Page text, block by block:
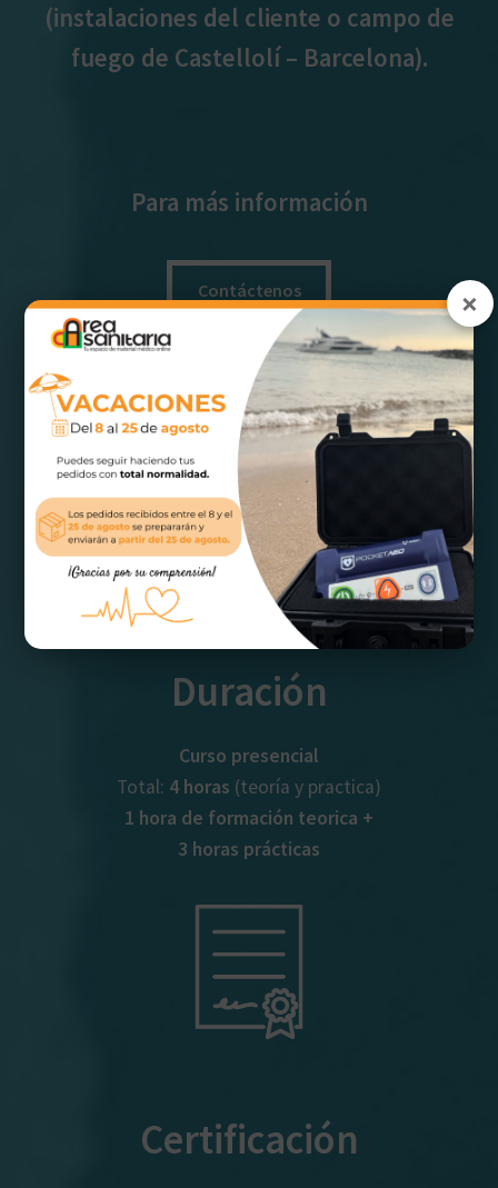
(instalaciones del cliente o campo de
fuego de Castellolí – Barcelona).
Para más información
Contáctenos
Posibilidad de bonificación a través deFUNDAE*
Duración
Curso presencial
Total: 4 horas (teoría y practica)
1 hora de formación teorica +
3 horas prácticas
Certificación
×